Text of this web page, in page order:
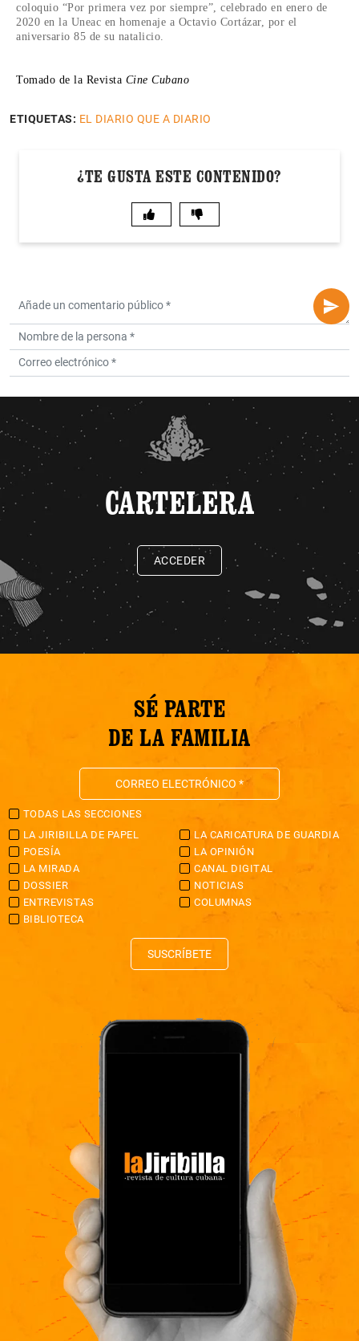
coloquio “Por primera vez por siempre”, celebrado en enero de
2020 en la Uneac en homenaje a Octavio Cortázar, por el
aniversario 85 de su natalicio.
Tomado de la Revista Cine Cubano
ETIQUETAS: EL DIARIO QUE A DIARIO
¿TE GUSTA ESTE CONTENIDO?
CARTELERA
ACCEDER
SÉ PARTE
DE LA FAMILIA
TODAS LAS SECCIONES
LA JIRIBILLA DE PAPEL
LA CARICATURA DE GUARDIA
POESÍA
LA OPINIÓN
LA MIRADA
CANAL DIGITAL
DOSSIER
NOTICIAS
ENTREVISTAS
COLUMNAS
BIBLIOTECA
SUSCRÍBETE